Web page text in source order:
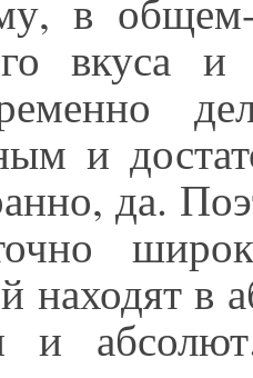
вкуса и
и
да.
находят в
и